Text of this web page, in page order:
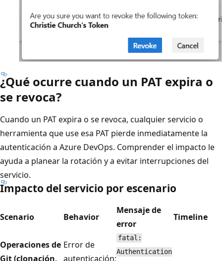
¿Qué ocurre cuando un PAT expira o
se revoca?
Cuando un PAT expira o se revoca, cualquier servicio o
herramienta que use esa PAT pierde inmediatamente la
autenticación a Azure DevOps. Comprender el impacto le
ayuda a planear la rotación y a evitar interrupciones del
servicio.
Impacto del servicio por escenario
Scenario Behavior
Mensaje de
error
Timeline
Operaciones de
Git (clonación,
Error de
autenticación;
fatal:
Authentication